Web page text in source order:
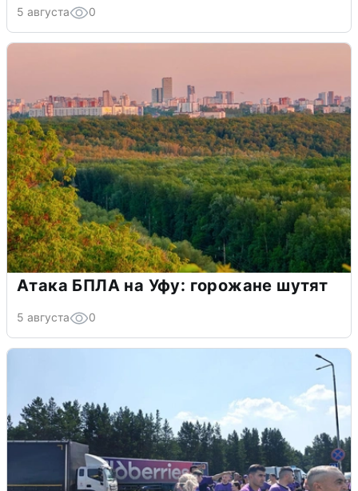
5 августа 0
Атака БПЛА на Уфу: горожане шутят
5 августа 0